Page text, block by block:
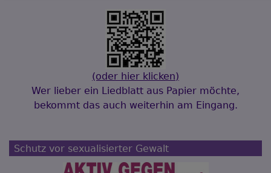
(oder hier klicken)
Wer lieber ein Liedblatt aus Papier möchte,
bekommt das auch weiterhin am Eingang.
Schutz vor sexualisierter Gewalt